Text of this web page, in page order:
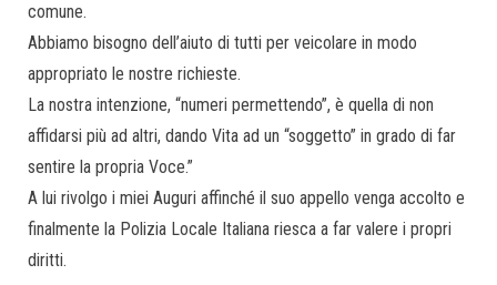
comune.
Abbiamo bisogno dell’aiuto di tutti per veicolare in modo
appropriato le nostre richieste.
La nostra intenzione, “numeri permettendo”, è quella di non
affidarsi più ad altri, dando Vita ad un “soggetto” in grado di far
sentire la propria Voce.”
A lui rivolgo i miei Auguri affinché il suo appello venga accolto e
finalmente la Polizia Locale Italiana riesca a far valere i propri
diritti.